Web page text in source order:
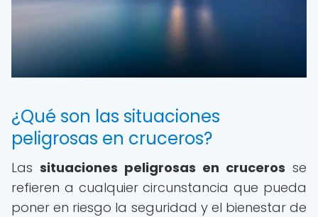
¿Qué son las situaciones
peligrosas en cruceros?
Las situaciones peligrosas en cruceros se
refieren a cualquier circunstancia que pueda
poner en riesgo la seguridad y el bienestar de